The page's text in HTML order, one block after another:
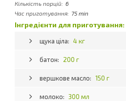
Кількість порцій: 6
Час приготування: 75 min
Інгредієнти для приготування:
щука ціла: 4 кг
батон: 200 г
вершкове масло: 150 г
молоко: 300 мл